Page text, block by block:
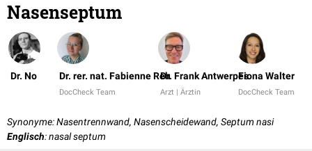
Nasenseptum
Dr. No Dr. rer. nat. Fabienne Reh
DocCheck Team
Dr. Frank Antwerpes
Arzt | Ärztin
Fiona Walter
DocCheck Team
Synonyme: Nasentrennwand, Nasenscheidewand, Septum nasi
Englisch: nasal septum